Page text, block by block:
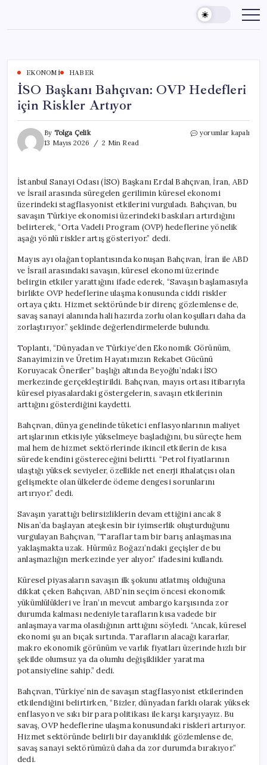
content
EKONOMI HABER
İSO Başkanı Bahçıvan: OVP Hedefleri
için Riskler Artıyor
By Tolga Çelik
13 Mayıs 2026
2 Min Read
İSO
için
Riskler
Artıyor
için
yorumlar kapalı
İstanbul Sanayi Odası (İSO) Başkanı Erdal Bahçıvan, İran, ABD
ve İsrail arasında süregelen gerilimin küresel ekonomi
üzerindeki stagflasyonist etkilerini vurguladı. Bahçıvan, bu
savaşın Türkiye ekonomisi üzerindeki baskıları artırdığını
belirterek, “Orta Vadeli Program (OVP) hedeflerine yönelik
aşağı yönlü riskler artış gösteriyor.” dedi.
Mayıs ayı olağan toplantısında konuşan Bahçıvan, İran ile ABD
ve İsrail arasındaki savaşın, küresel ekonomi üzerinde
belirgin etkiler yarattığını ifade ederek, “Savaşın başlamasıyla
birlikte OVP hedeflerine ulaşma konusunda ciddi riskler
ortaya çıktı. Hizmet sektöründe bir direnç gözlemlense de,
savaş sanayi alanında hali hazırda zorlu olan koşulları daha da
zorlaştırıyor.” şeklinde değerlendirmelerde bulundu.
Toplantı, “Dünyadan ve Türkiye’den Ekonomik Görünüm,
Sanayimizin ve Üretim Hayatımızın Rekabet Gücünü
Koruyacak Öneriler” başlığı altında Beyoğlu’ndaki İSO
merkezinde gerçekleştirildi. Bahçıvan, mayıs ortası itibarıyla
küresel piyasalardaki göstergelerin, savaşın etkilerinin
arttığını gösterdiğini kaydetti.
Bahçıvan, dünya genelinde tüketici enflasyonlarının maliyet
artışlarının etkisiyle yükselmeye başladığını, bu süreçte hem
mal hem de hizmet sektörlerinde ikincil etkilerin de kısa
sürede kendini göstereceğini belirtti. “Petrol fiyatlarının
ulaştığı yüksek seviyeler, özellikle net enerji ithalatçısı olan
gelişmekte olan ülkelerde ödeme dengesi sorunlarını
artırıyor.” dedi.
Savaşın yarattığı belirsizliklerin devam ettiğini ancak 8
Nisan’da başlayan ateşkesin bir iyimserlik oluşturduğunu
vurgulayan Bahçıvan, “Taraflar tam bir barış anlaşmasına
yaklaşmakta uzak. Hürmüz Boğazı’ndaki geçişler de bu
anlaşmazlığın merkezinde yer alıyor.” ifadesini kullandı.
Küresel piyasaların savaşın ilk şokunu atlatmış olduğuna
dikkat çeken Bahçıvan, ABD’nin seçim öncesi ekonomik
yükümlülükleri ve İran’ın mevcut ambargo karşısında zor
durumda kalması nedeniyle tarafların kısa vadede bir
anlaşmaya varma olasılığının arttığını söyledi. “Ancak, küresel
ekonomi şu an bıçak sırtında. Tarafların alacağı kararlar,
makro ekonomik görünüm ve varlık fiyatları üzerinde hızlı bir
şekilde olumsuz ya da olumlu değişiklikler yaratma
potansiyeline sahip.” dedi.
Bahçıvan, Türkiye’nin de savaşın stagflasyonist etkilerinden
etkilendiğini belirtirken, “Bizler, dünyadan farklı olarak yüksek
enflasyon ve sıkı bir para politikası ile karşı karşıyayız. Bu
savaş, OVP hedeflerine ulaşma konusundaki riskleri artırıyor.
Hizmet sektöründe belirli bir dayanıklılık gözlemlense de,
savaş sanayi sektörümüzü daha da zor durumda bırakıyor.”
dedi.